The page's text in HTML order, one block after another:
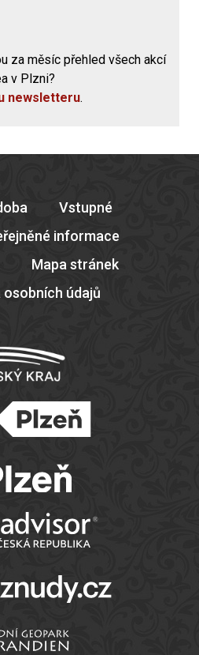
za měsíc přehled všech akcí
v Plzni?
newsletteru.
Vstupné
informace
Mapa stránek
osobních údajů